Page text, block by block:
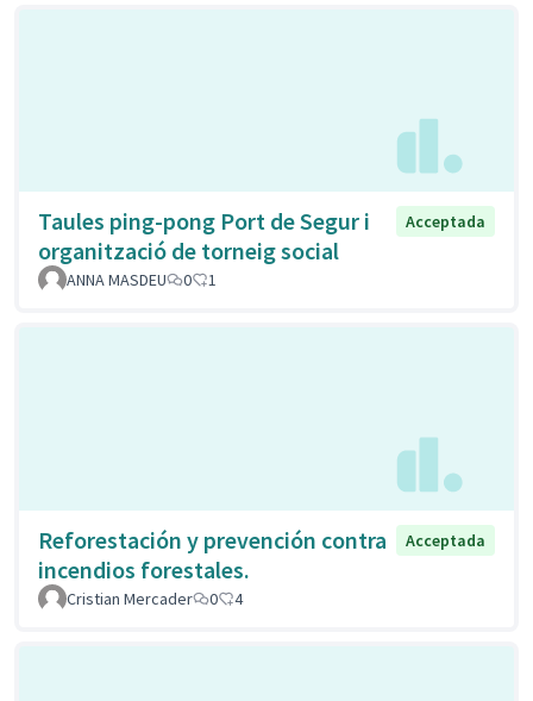
Taules ping-pong Port de Segur i
organització de torneig social
Acceptada
ANNA MASDEU 0 1
Reforestación y prevención contra
incendios forestales.
Acceptada
Cristian Mercader 0 4